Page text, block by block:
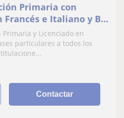
Primaria con
e Italiano y B2
y Licenciado en
particulares a todos los
Contactar